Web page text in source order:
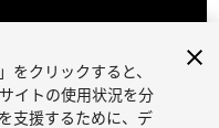
をクリックすると、
イトの使用状況を分
支援するために、デ